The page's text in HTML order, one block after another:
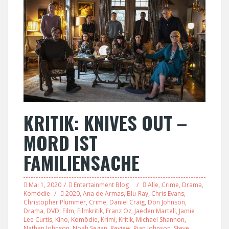
KRITIK: KNIVES OUT –
MORD IST
FAMILIENSACHE
Mai 1, 2020 Entertainment Blog Alle, Crime, Drama,
Komödie
2020, Ana de Armas, Blu-Ray, Chris Evans,
Christopher Plummer, Crime, Daniel Craig, Don Johnson,
Drama, DVD, Film, Filmkritik, Franz Oz, Jaeden Martell, Jamie
Lee Curtis, Kino, Komödie, Krimi, Kritik, Michael Shannon,